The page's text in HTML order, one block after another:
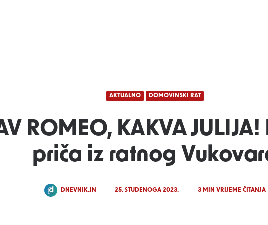
AKTUALNO DOMOVINSKI RAT
ROMEO, KAKVA
priča iz ratnog
POSTED
DNEVNIK.IN 25. STUDENOGA 2023. 3 MIN VRIJEME ČITANJA